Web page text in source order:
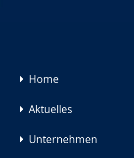
Navigation
Home
Aktuelles
Unternehmen